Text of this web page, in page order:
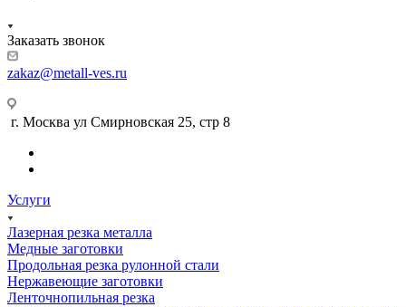
Заказать звонок
zakaz@metall-ves.ru
г. Москва ул Смирновская 25, стр 8
Услуги
Лазерная резка металла
Медные заготовки
Продольная резка рулонной стали
Нержавеющие заготовки
Ленточнопильная резка